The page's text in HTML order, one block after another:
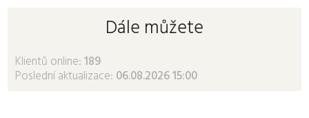
Dále můžete
Klientů online:189
Poslední aktualizace: 06.08.2026 15:00